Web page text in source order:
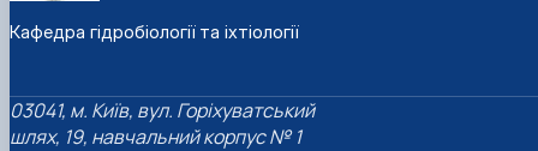
Кафедра гідробіології та іхтіології
03041, м. Київ, вул. Горіхуватський
шлях, 19, навчальний корпус № 1